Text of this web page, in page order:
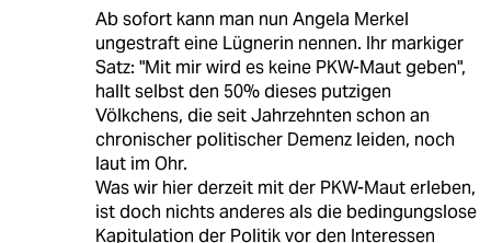
Ab sofort kann man nun Angela Merkel
ungestraft eine Lügnerin nennen. Ihr markiger
Satz: "Mit mir wird es keine PKW-Maut geben",
hallt selbst den 50% dieses putzigen
Völkchens, die seit Jahrzehnten schon an
chronischer politischer Demenz leiden, noch
laut im Ohr.
Was wir hier derzeit mit der PKW-Maut erleben,
ist doch nichts anderes als die bedingungslose
Kapitulation der Politik vor den Interessen